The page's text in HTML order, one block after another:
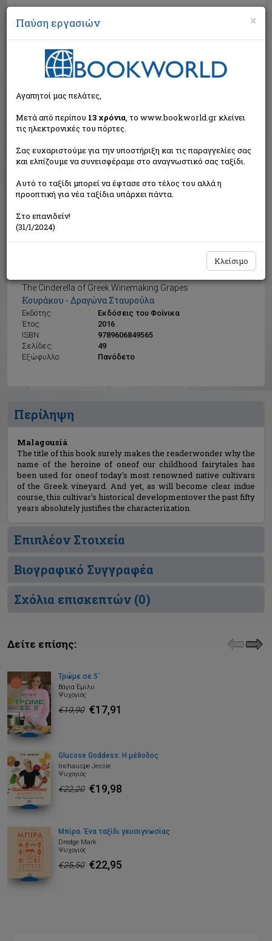
Αναζήτηση
The Cinderella of Greek Winemaking Grapes
Κουράκου - Δραγώνα Σταυρούλα
Εκδότης:
Εκδόσεις του Φοίνικα
Έτος:
2016
ISBN:
9789606849565
Σελίδες:
49
Εξώφυλλο:
Πανόδετο
Η τιμή μας:€13,50
Δεν υπάρχει δυνατότητα παραγγελίας
Περίληψη
Malagousiá
The title of this book surely makes the readerwonder why the
name of the heroine of oneof our childhood fairytales has
been used for oneof today's most renowned native cultivars
of the Greek vineyard. And yet, as will become clear indue
course, this cultivar's historical developmentover the past fifty
years absolutely justifies the characterization.
Επιπλέον Στοιχεία
Βιογραφικό Συγγραφέα
Σχόλια επισκεπτών (0)
Δείτε επίσης:
Τρώμε σε 5΄
Βάγια Έμιλυ
Ψυχογιός
€19,90 €17,91
Glucose Goddess: Η μέθοδος
Inchauspe Jessie
Ψυχογιός
€22,20 €19,98
Μπίρα. Ένα ταξίδι γευσιγνωσίας
Dredge Mark
Ψυχογιός
€25,50 €22,95
×
Παύση εργασιών
Αγαπητοί μας πελάτες,
Μετά από περίπου 13 χρόνια, το www.bookworld.gr κλείνει
τις ηλεκτρονικές του πόρτες.
Σας ευχαριστούμε για την υποστήριξη και τις παραγγελίες σας
και ελπίζουμε να συνεισφέραμε στο αναγνωστικό σας ταξίδι.
Αυτό το ταξίδι μπορεί να έφτασε στο τέλος του αλλά η
προοπτική για νέα ταξίδια υπάρχει πάντα.
Στο επανιδείν!
(31/1/2024)
Κλείσιμο